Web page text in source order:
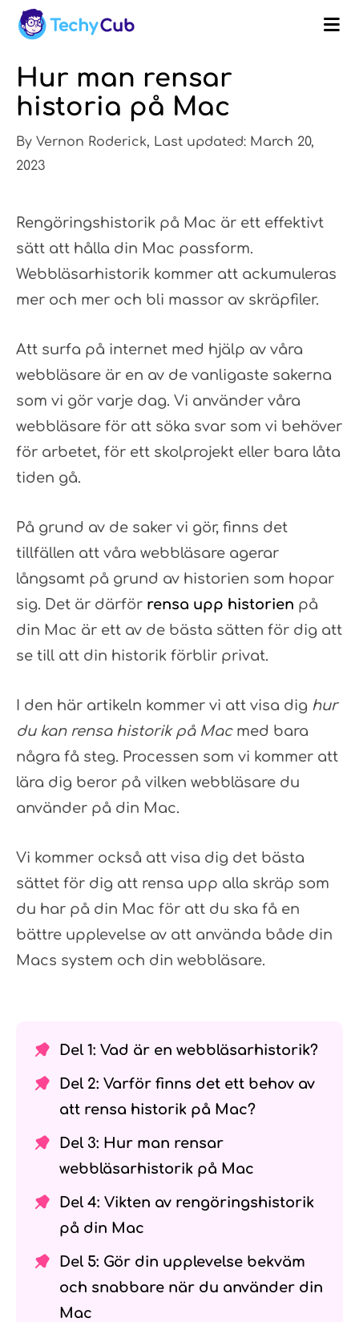
Hur man rensar
historia på Mac
By Vernon Roderick, Last updated: March 20,
2023
Rengöringshistorik på Mac är ett effektivt
sätt att hålla din Mac passform.
Webbläsarhistorik kommer att ackumuleras
mer och mer och bli massor av skräpfiler.
Att surfa på internet med hjälp av våra
webbläsare är en av de vanligaste sakerna
som vi gör varje dag. Vi använder våra
webbläsare för att söka svar som vi behöver
för arbetet, för ett skolprojekt eller bara låta
tiden gå.
På grund av de saker vi gör, finns det
tillfällen att våra webbläsare agerar
långsamt på grund av historien som hopar
sig. Det är därför rensa upp historien på
din Mac är ett av de bästa sätten för dig att
se till att din historik förblir privat.
I den här artikeln kommer vi att visa dig hur
du kan rensa historik på Macmed bara
några få steg. Processen som vi kommer att
lära dig beror på vilken webbläsare du
använder på din Mac.
Vi kommer också att visa dig det bästa
sättet för dig att rensa upp alla skräp som
du har på din Mac för att du ska få en
bättre upplevelse av att använda både din
Macs system och din webbläsare.
Del 1: Vad är en webbläsarhistorik?
Del 2: Varför finns det ett behov av
att rensa historik på Mac?
Del 3: Hur man rensar
webbläsarhistorik på Mac
Del 4: Vikten av rengöringshistorik
på din Mac
Del 5: Gör din upplevelse bekväm
och snabbare när du använder din
Mac